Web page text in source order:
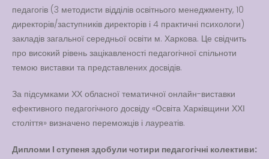
педагогів (3 методисти відділів освітнього менеджменту, 10
директорів/заступників директорів і 4 практичні психологи)
закладів загальної середньої освіти м. Харкова. Це свідчить
про високий рівень зацікавленості педагогічної спільноти
темою виставки та представлених досвідів.
За підсумками ХХ обласної тематичної онлайн-виставки
ефективного педагогічного досвіду «Освіта Харківщини ХХІ
століття» визначено переможців і лауреатів.
Дипломи І ступеня здобули чотири педагогічні колективи: